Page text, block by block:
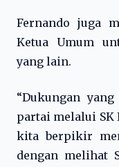
Fernando juga
Ketua Umum
yang lain.
“Dukungan
partai melalui SK
kita berpikir
dengan melihat